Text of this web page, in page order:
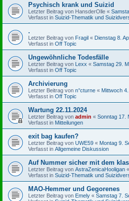
Psychisch krank und Suizid
Letzter Beitrag von HansderOlle «
Verfasst in Suizid-Thematik und
.
Letzter Beitrag von Fragil « Dienstag 8.
Verfasst in Off Topic
Ungewöhnliche Todesfälle
Letzter Beitrag von Lexx « Samstag 29.
Verfasst in Off Topic
Archivierung
Letzter Beitrag von n°cturne « Mittwoch
Verfasst in Off Topic
Wartung 22.11.2024
Letzter Beitrag von admin « Sonntag 17.
Verfasst in Mitteilungen
exit bag kaufen?
Letzter Beitrag von UWE59 « Montag 9.
Verfasst in Allgemeine Diskussion
Auf Nummer sicher mit dem
Letzter Beitrag von AstraZenicaHooligan «
Verfasst in Suizid-Thematik und
MAO-Hemmer und Gegorenes
Letzter Beitrag von Emely « Samstag 7.